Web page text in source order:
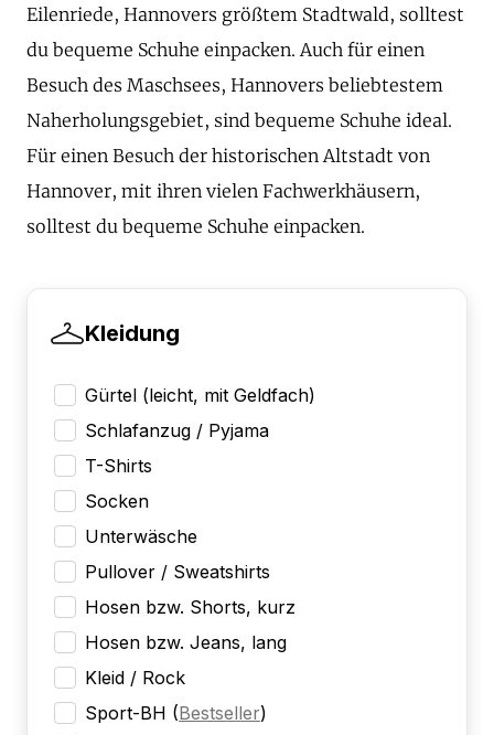
Eilenriede, Hannovers größtem Stadtwald, solltest
du bequeme Schuhe einpacken. Auch für einen
Besuch des Maschsees, Hannovers beliebtestem
Naherholungsgebiet, sind bequeme Schuhe ideal.
Für einen Besuch der historischen Altstadt von
Hannover, mit ihren vielen Fachwerkhäusern,
solltest du bequeme Schuhe einpacken.
Kleidung
Gürtel (leicht, mit Geldfach)
Schlafanzug / Pyjama
T-Shirts
Socken
Unterwäsche
Pullover / Sweatshirts
Hosen bzw. Shorts, kurz
Hosen bzw. Jeans, lang
Kleid / Rock
Sport-BH (Bestseller)